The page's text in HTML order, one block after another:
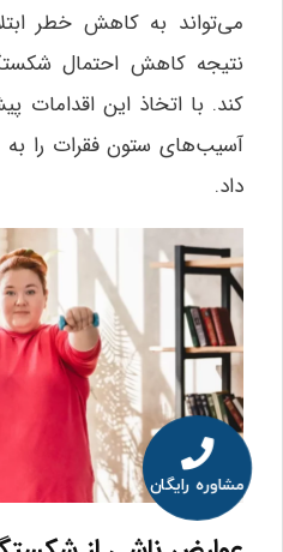
می‌تواند به کاهش خطر
نتیجه کاهش احتمال
کند. با اتخاذ این اقدامات
آسیب‌های ستون فقرات را
داد.
مشاوره رایگان